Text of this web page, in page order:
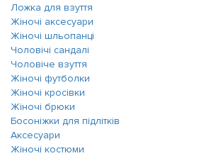
Ложка для взуття
Жіночі аксесуари
Жіночі шльопанці
Чоловічі сандалі
Чоловіче взуття
Жіночі футболки
Жіночі кросівки
Жіночі брюки
Босоніжки для підлітків
Аксесуари
Жіночі костюми